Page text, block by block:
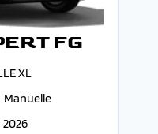
FG
XL
Manuelle
2026